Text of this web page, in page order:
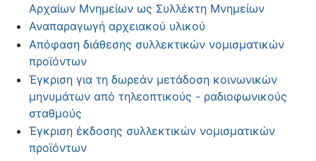
Αρχαίων Μνημείων ως Συλλέκτη Μνημείων
Αναπαραγωγή αρχειακού υλικού
Απόφαση διάθεσης συλλεκτικών νομισματικών
προϊόντων
Έγκριση για τη δωρεάν μετάδοση κοινωνικών
μηνυμάτων από τηλεοπτικούς - ραδιοφωνικούς
σταθμούς
Έγκριση έκδοσης συλλεκτικών νομισματικών
προϊόντων